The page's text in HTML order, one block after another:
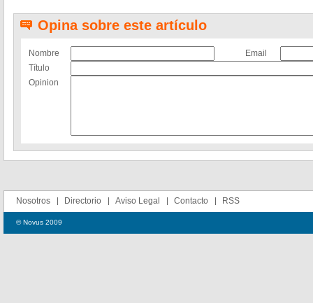
Opina sobre este artículo
Nombre
Email
Título
Opinion
Nosotros Directorio Aviso Legal Contacto RSS
© Novus 2009